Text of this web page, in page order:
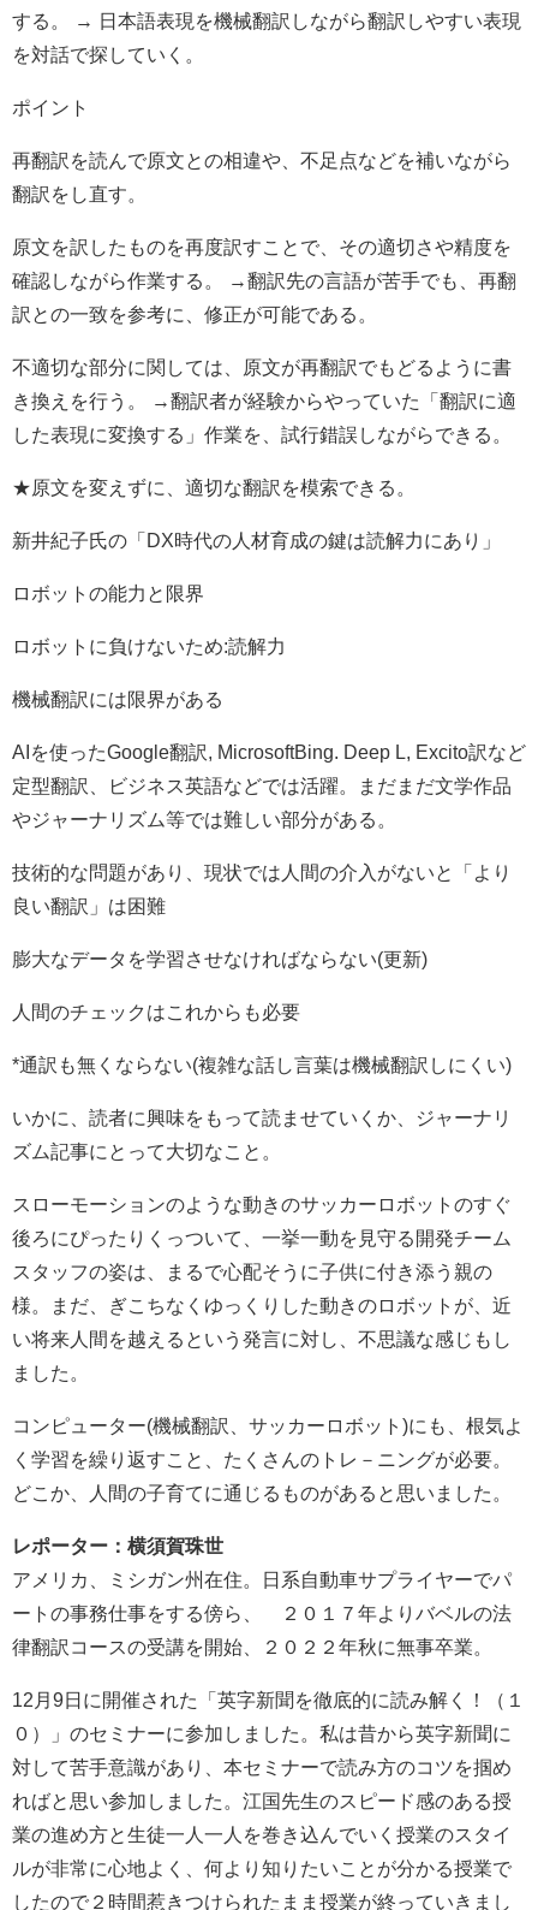
する。 → 日本語表現を機械翻訳しながら翻訳しやすい表現
を対話で探していく。
ポイント
再翻訳を読んで原文との相違や、不足点などを補いながら
翻訳をし直す。
原文を訳したものを再度訳すことで、その適切さや精度を
確認しながら作業する。 →翻訳先の言語が苦手でも、再翻
訳との一致を参考に、修正が可能である。
不適切な部分に関しては、原文が再翻訳でもどるように書
き換えを行う。 →翻訳者が経験からやっていた「翻訳に適
した表現に変換する」作業を、試行錯誤しながらできる。
★原文を変えずに、適切な翻訳を模索できる。
新井紀子氏の「DX時代の人材育成の鍵は読解力にあり」
ロボットの能力と限界
ロボットに負けないため:読解力
機械翻訳には限界がある
AIを使ったGoogle翻訳, MicrosoftBing. Deep L, Excito訳など
定型翻訳、ビジネス英語などでは活躍。まだまだ文学作品
やジャーナリズム等では難しい部分がある。
技術的な問題があり、現状では人間の介入がないと「より
良い翻訳」は困難
膨大なデータを学習させなければならない(更新)
人間のチェックはこれからも必要
*通訳も無くならない(複雑な話し言葉は機械翻訳しにくい)
いかに、読者に興味をもって読ませていくか、ジャーナリ
ズム記事にとって大切なこと。
スローモーションのような動きのサッカーロボットのすぐ
後ろにぴったりくっついて、一挙一動を見守る開発チーム
スタッフの姿は、まるで心配そうに子供に付き添う親の
様。まだ、ぎこちなくゆっくりした動きのロボットが、近
い将来人間を越えるという発言に対し、不思議な感じもし
ました。
コンピューター(機械翻訳、サッカーロボット)にも、根気よ
く学習を繰り返すこと、たくさんのトレ－ニングが必要。
どこか、人間の子育てに通じるものがあると思いました。
レポーター ：横須賀珠世
アメリカ、ミシガン州在住。日系自動車サプライヤーでパ
ートの事務仕事をする傍ら、 ２０１７年よりバベルの法
律翻訳コースの受講を開始、２０２２年秋に無事卒業。
12月9日に開催された「英字新聞を徹底的に読み解く！（１
０）」のセミナーに参加しました。私は昔から英字新聞に
対して苦手意識があり、本セミナーで読み方のコツを掴め
ればと思い参加しました。江国先生のスピード感のある授
業の進め方と生徒一人一人を巻き込んでいく授業のスタイ
ルが非常に心地よく、何より知りたいことが分かる授業で
したので２時間惹きつけられたまま授業が終っていきまし